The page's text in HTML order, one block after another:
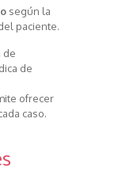
según la
paciente.
de
de
ofrecer
caso.